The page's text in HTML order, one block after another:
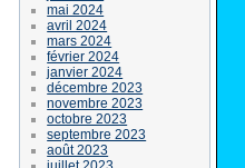
mai 2024
avril 2024
mars 2024
février 2024
janvier 2024
décembre 2023
novembre 2023
octobre 2023
septembre 2023
août 2023